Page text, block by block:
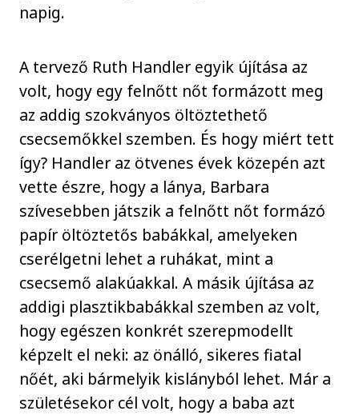
napig.
A tervező Ruth Handler egyik újítása az
volt, hogy egy felnőtt nőt formázott meg
az addig szokványos öltöztethető
csecsemőkkel szemben. És hogy miért tett
így? Handler az ötvenes évek közepén azt
vette észre, hogy a lánya, Barbara
szívesebben játszik a felnőtt nőt formázó
papír öltöztetős babákkal, amelyeken
cserélgetni lehet a ruhákat, mint a
csecsemő alakúakkal. A másik újítása az
addigi plasztikbabákkal szemben az volt,
hogy egészen konkrét szerepmodellt
képzelt el neki: az önálló, sikeres fiatal
nőét, aki bármelyik kislányból lehet. Már a
születésekor cél volt, hogy a baba azt